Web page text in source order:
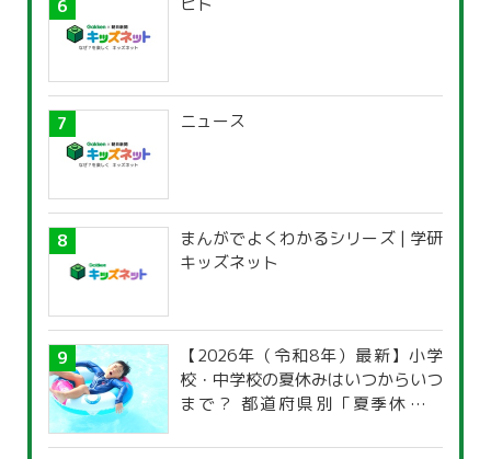
ニュース
まんがでよくわかるシリーズ | 学研
キッズネット
【2026年（令和8年）最新】小学
校・中学校の夏休みはいつからいつ
まで？ 都道府県別「夏季休暇一